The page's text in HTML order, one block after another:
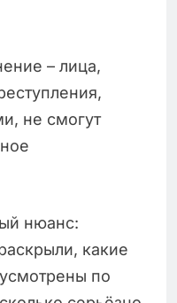
– лица,
не смогут
нюанс:
какие
по